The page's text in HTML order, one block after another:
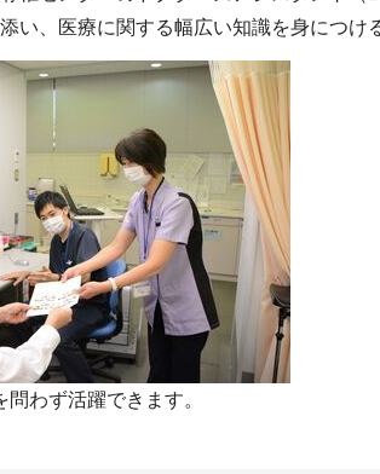
い、医療に関する幅広い知識を身につけ
問わず活躍できます。